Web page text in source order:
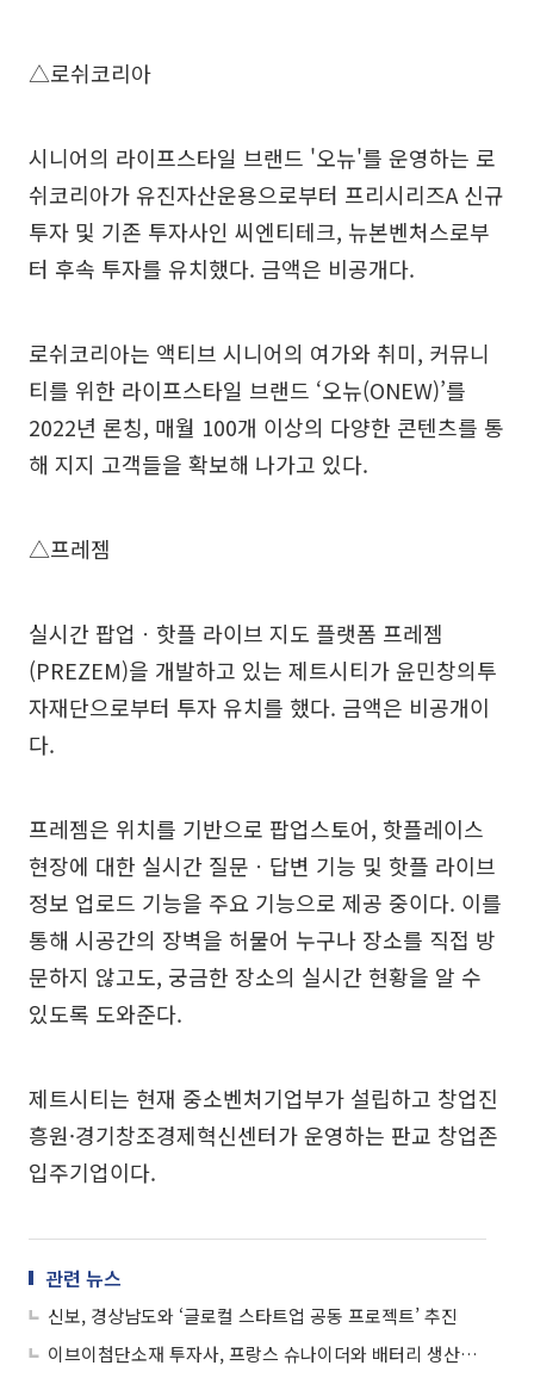
△로쉬코리아
시니어의 라이프스타일 브랜드 '오뉴'를 운영하는 로
쉬코리아가 유진자산운용으로부터 프리시리즈A 신규
투자 및 기존 투자사인 씨엔티테크, 뉴본벤처스로부
터 후속 투자를 유치했다. 금액은 비공개다.
로쉬코리아는 액티브 시니어의 여가와 취미, 커뮤니
티를 위한 라이프스타일 브랜드 ‘오뉴(ONEW)’를
2022년 론칭, 매월 100개 이상의 다양한 콘텐츠를 통
해 지지 고객들을 확보해 나가고 있다.
△프레젬
실시간 팝업ㆍ핫플 라이브 지도 플랫폼 프레젬
(PREZEM)을 개발하고 있는 제트시티가 윤민창의투
자재단으로부터 투자 유치를 했다. 금액은 비공개이
다.
프레젬은 위치를 기반으로 팝업스토어, 핫플레이스
현장에 대한 실시간 질문ㆍ답변 기능 및 핫플 라이브
정보 업로드 기능을 주요 기능으로 제공 중이다. 이를
통해 시공간의 장벽을 허물어 누구나 장소를 직접 방
문하지 않고도, 궁금한 장소의 실시간 현황을 알 수
있도록 도와준다.
제트시티는 현재 중소벤처기업부가 설립하고 창업진
흥원·경기창조경제혁신센터가 운영하는 판교 창업존
입주기업이다.
관련 뉴스
신보, 경상남도와 ‘글로컬 스타트업 공동 프로젝트’ 추진
이브이첨단소재 투자사, 프랑스 슈나이더와 배터리 생산공정 최적화